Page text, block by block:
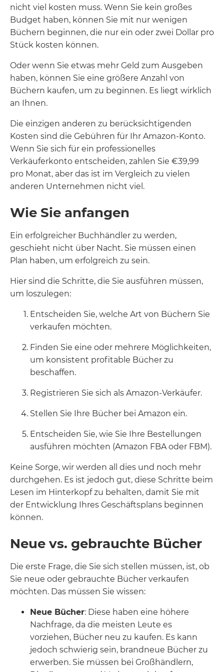
nicht viel kosten muss. Wenn Sie kein großes
Budget haben, können Sie mit nur wenigen
Büchern beginnen, die nur ein oder zwei Dollar pro
Stück kosten können.
Oder wenn Sie etwas mehr Geld zum Ausgeben
haben, können Sie eine größere Anzahl von
Büchern kaufen, um zu beginnen. Es liegt wirklich
an Ihnen.
Die einzigen anderen zu berücksichtigenden
Kosten sind die Gebühren für Ihr Amazon-Konto.
Wenn Sie sich für ein professionelles
Verkäuferkonto entscheiden, zahlen Sie €39,99
pro Monat, aber das ist im Vergleich zu vielen
anderen Unternehmen nicht viel.
Wie Sie anfangen
Ein erfolgreicher Buchhändler zu werden,
geschieht nicht über Nacht. Sie müssen einen
Plan haben, um erfolgreich zu sein.
Hier sind die Schritte, die Sie ausführen müssen,
um loszulegen:
Entscheiden Sie, welche Art von Büchern Sie
verkaufen möchten.
Finden Sie eine oder mehrere Möglichkeiten,
um konsistent profitable Bücher zu
beschaffen.
Registrieren Sie sich als Amazon-Verkäufer.
Stellen Sie Ihre Bücher bei Amazon ein.
Entscheiden Sie, wie Sie Ihre Bestellungen
ausführen möchten (Amazon FBA oder FBM).
Keine Sorge, wir werden all dies und noch mehr
durchgehen. Es ist jedoch gut, diese Schritte beim
Lesen im Hinterkopf zu behalten, damit Sie mit
der Entwicklung Ihres Geschäftsplans beginnen
können.
Neue vs. gebrauchte Bücher
Die erste Frage, die Sie sich stellen müssen, ist, ob
Sie neue oder gebrauchte Bücher verkaufen
möchten. Das müssen Sie wissen:
Neue Bücher: Diese haben eine höhere
Nachfrage, da die meisten Leute es
vorziehen, Bücher neu zu kaufen. Es kann
jedoch schwierig sein, brandneue Bücher zu
erwerben. Sie müssen bei Großhändlern,